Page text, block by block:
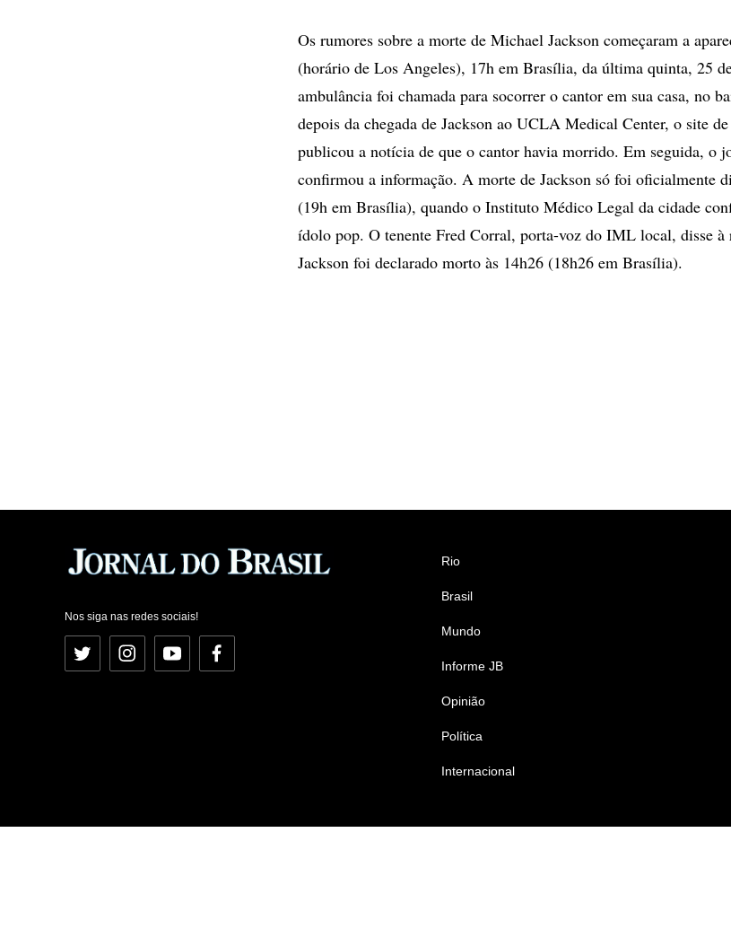
Os rumores sobre a morte de Michael Jackson começaram a
(horário de Los Angeles), 17h em Brasília, da última quinta, 25
ambulância foi chamada para socorrer o cantor em sua casa, no
depois da chegada de Jackson ao UCLA Medical Center, o site
publicou a notícia de que o cantor havia morrido. Em seguida, o
confirmou a informação. A morte de Jackson só foi oficialmente
(19h em Brasília), quando o Instituto Médico Legal da cidade
ídolo pop. O tenente Fred Corral, porta-voz do IML local, disse à
Jackson foi declarado morto às 14h26 (18h26 em Brasília).
Nos siga nas redes sociais!
Twitter InstagramYouTubeFacebook
Rio
Brasil
Mundo
Informe JB
Opinião
Política
Internacional